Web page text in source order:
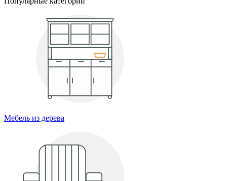
Мебель из дерева